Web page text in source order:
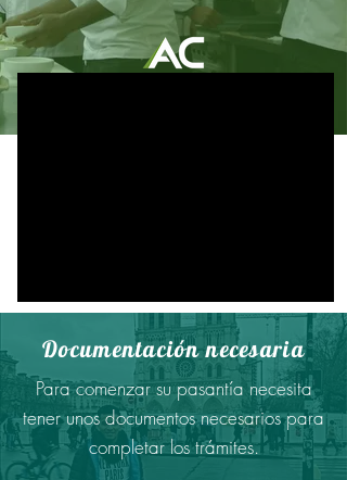
Documentación necesaria
Para comenzar su pasantía necesita
tener unos documentos necesarios para
completar los trámites.